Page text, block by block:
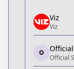
Viz
Viz
https://
Official
Official
Viz
Viz
O
Official